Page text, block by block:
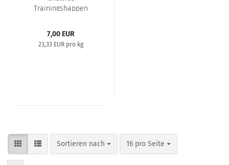
Trainingshappen
7,00 EUR
23,33 EUR pro kg
Sortieren nach
Sortieren nach 16 pro Seite
pro Seite